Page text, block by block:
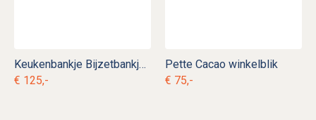
Keukenbankje Bijzetbankje Bedsteebankje
€ 125,-
Pette Cacao winkelblik
€ 75,-